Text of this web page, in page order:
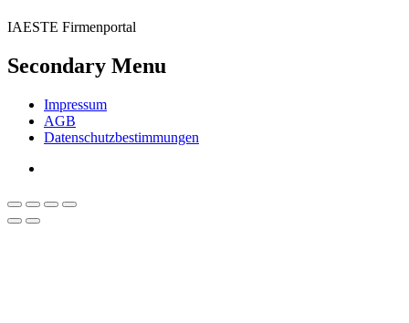
IAESTE Firmenportal
Secondary Menu
Impressum
AGB
Datenschutzbestimmungen